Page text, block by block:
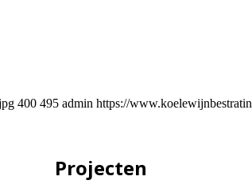
400 495 admin https://
Projecten